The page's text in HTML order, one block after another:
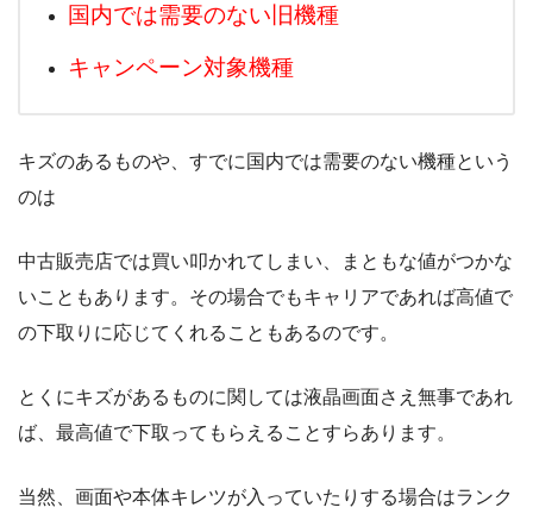
国内では需要のない旧機種
キャンペーン対象機種
キズのあるものや、すでに国内では需要のない機種という
のは
中古販売店では買い叩かれてしまい、まともな値がつかな
いこともあります。その場合でもキャリアであれば高値で
の下取りに応じてくれることもあるのです。
とくにキズがあるものに関しては液晶画面さえ無事であれ
ば、最高値で下取ってもらえることすらあります。
当然、画面や本体キレツが入っていたりする場合はランク